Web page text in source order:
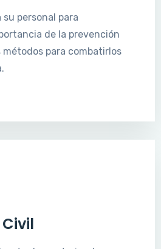
personal para
de la prevención
métodos para combatirlos